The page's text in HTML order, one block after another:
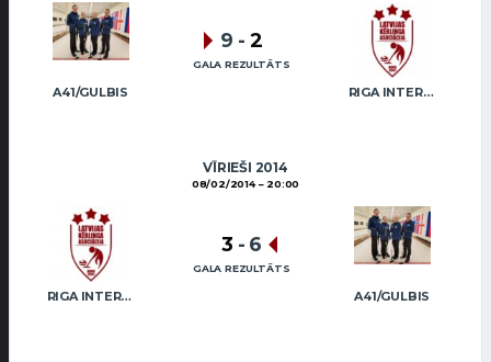
A41/GULBIS RIGA INTERNATIONAL CURLING CLUB / GRAY
9 - 2
GALA REZULTĀTS
VĪRIEŠI 2014
08/02/2014 20:00
RIGA INTERNATIONAL CURLING CLUB / GRAY A41/GULBIS
3 - 6
GALA REZULTĀTS